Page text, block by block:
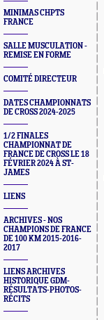
MINIMAS CHPTS
FRANCE
SALLE MUSCULATION -
REMISE EN FORME
COMITÉ DIRECTEUR
DATES CHAMPIONNATS
DE CROSS 2024-2025
1/2 FINALES
CHAMPIONNAT DE
FRANCE DE CROSS LE 18
FÉVRIER 2024 À ST-
JAMES
LIENS
ARCHIVES - NOS
CHAMPIONS DE FRANCE
DE 100 KM 2015-2016-
2017
LIENS ARCHIVES
HISTORIQUE GDM-
RÉSULTATS-PHOTOS-
RÉCITS